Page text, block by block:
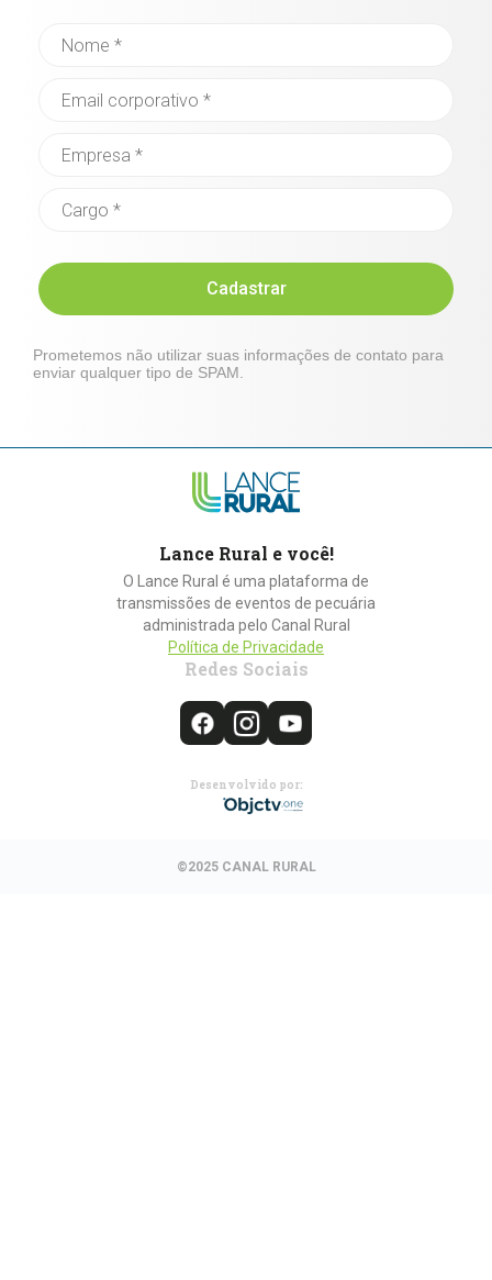
Cadastrar
Prometemos não utilizar suas informações de contato para
enviar qualquer tipo de SPAM.
Lance Rural e você!
O Lance Rural é uma plataforma de
transmissões de eventos de pecuária
administrada pelo Canal Rural
Política de Privacidade
Redes Sociais
Desenvolvido por:
©2025 CANAL RURAL